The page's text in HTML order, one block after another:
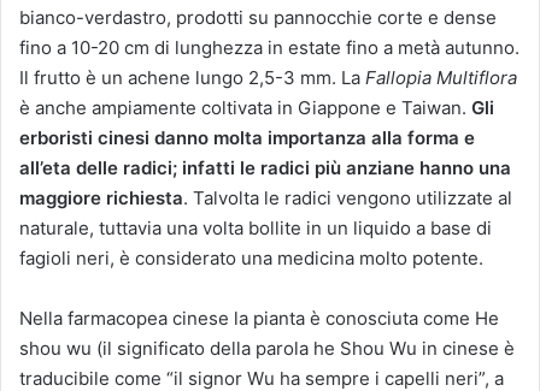
bianco-verdastro, prodotti su pannocchie corte e dense
fino a 10-20 cm di lunghezza in estate fino a metà autunno.
Il frutto è un achene lungo 2,5-3 mm. La Fallopia Multiflora
è anche ampiamente coltivata in Giappone e Taiwan. Gli
erboristi cinesi danno molta importanza alla forma e
all’eta delle radici; infatti le radici più anziane hanno una
maggiore richiesta. Talvolta le radici vengono utilizzate al
naturale, tuttavia una volta bollite in un liquido a base di
fagioli neri, è considerato una medicina molto potente.
Nella farmacopea cinese la pianta è conosciuta come He
shou wu (il significato della parola he Shou Wu in cinese è
traducibile come “il signor Wu ha sempre i capelli neri”, a